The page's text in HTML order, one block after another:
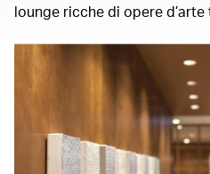
lounge ricche di opere